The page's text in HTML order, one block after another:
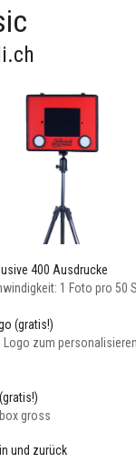
400 Ausdrucke
1 Foto pro 50
(gratis!)
Logo zum
gross
und zurück